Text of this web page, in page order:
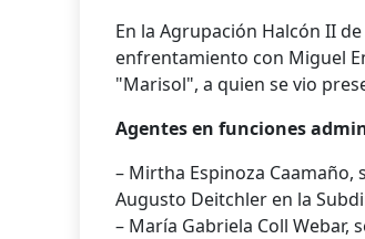
En la Agrupación Halcón II
enfrentamiento con Miguel
"Marisol", a quien se vio
Agentes en funciones
– Mirtha Espinoza
Augusto Deitchler en la
– María Gabriela Coll Webar,